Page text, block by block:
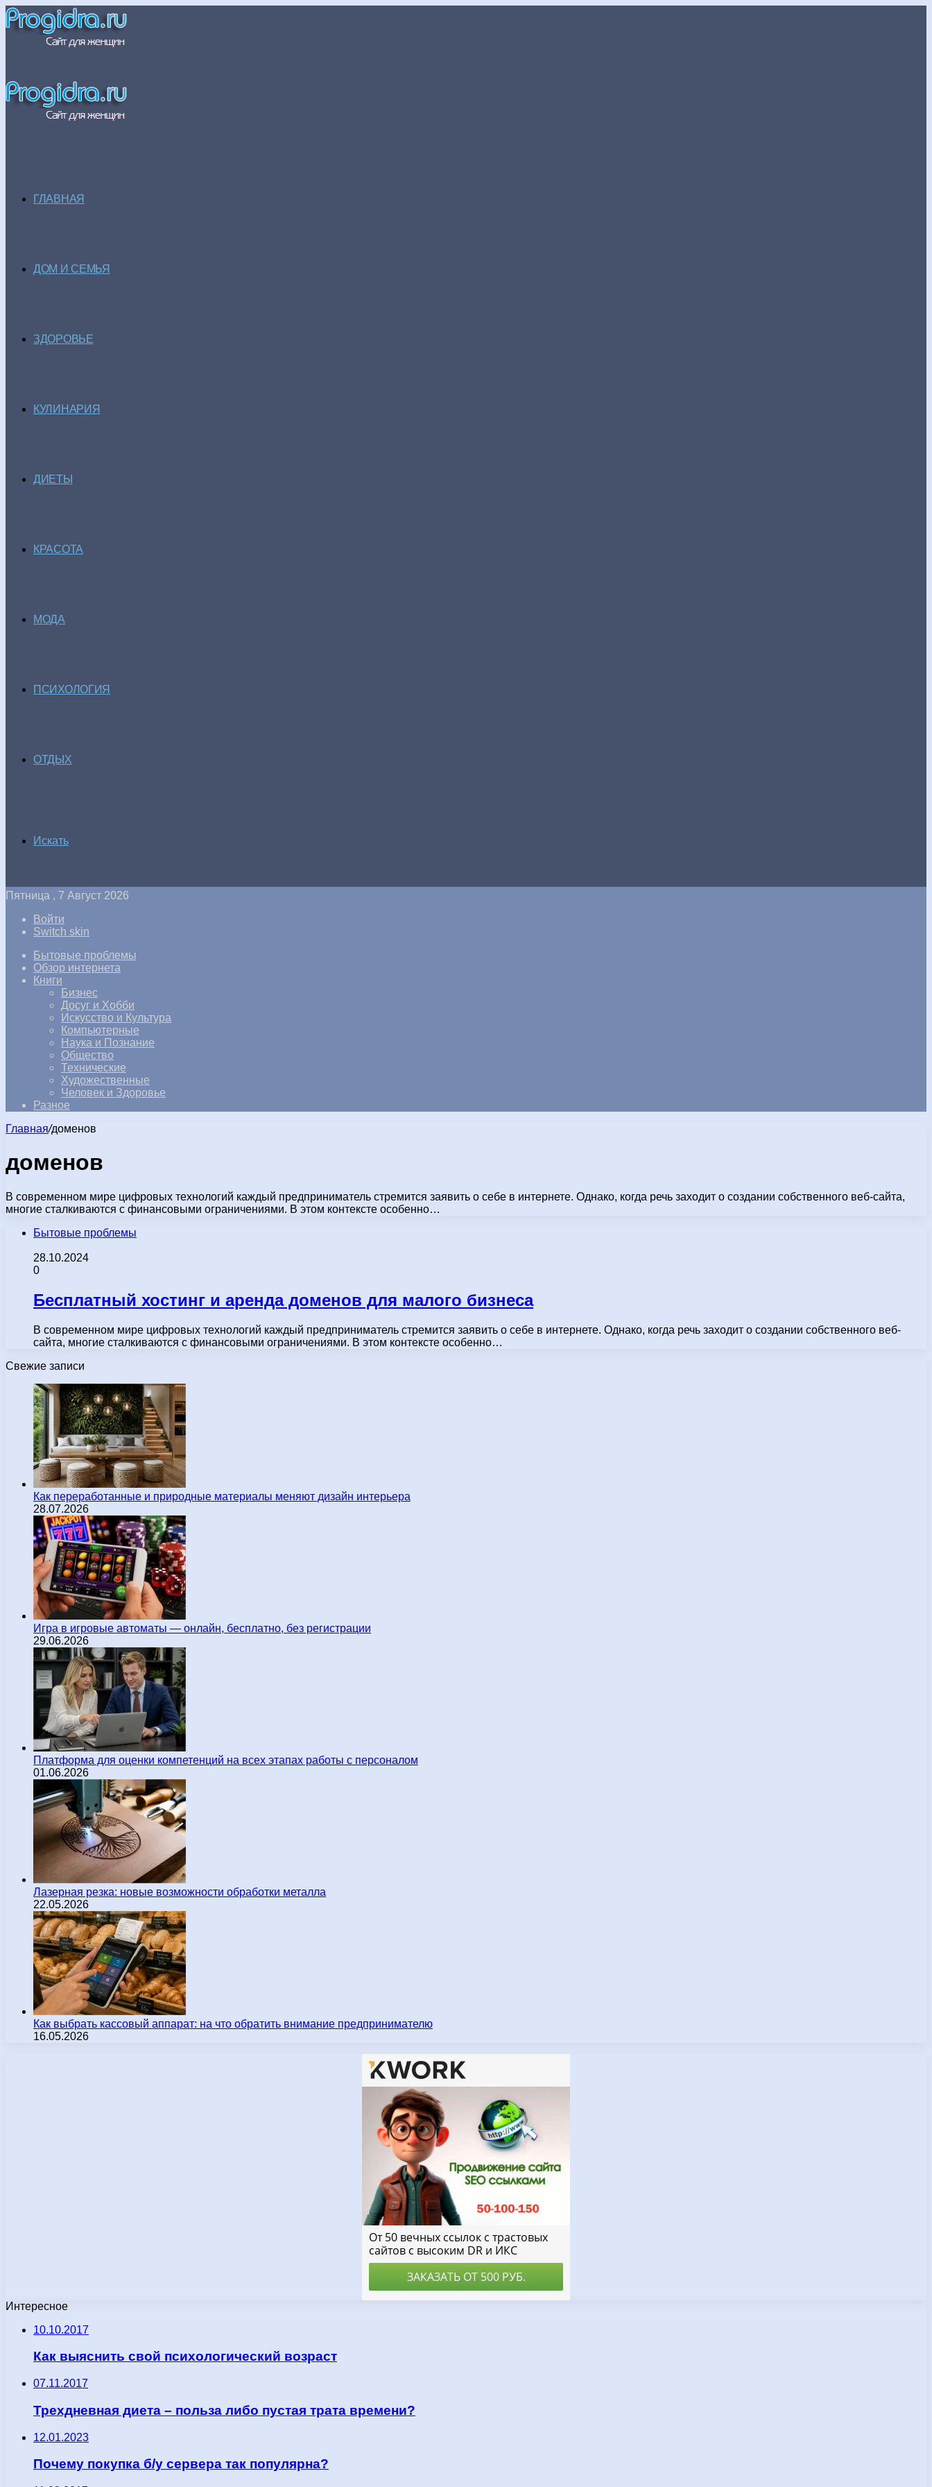
ГЛАВНАЯ
ДОМ И СЕМЬЯ
ЗДОРОВЬЕ
КУЛИНАРИЯ
ДИЕТЫ
КРАСОТА
МОДА
ПСИХОЛОГИЯ
ОТДЫХ
Искать
Пятница , 7 Август 2026
Войти
Switch skin
Бытовые проблемы
Обзор интернета
Книги
Бизнес
Досуг и Хобби
Искусство и Культура
Компьютерные
Наука и Познание
Общество
Технические
Художественные
Человек и Здоровье
Разное
Главная/доменов
доменов
В современном мире цифровых технологий каждый предприниматель стремится заявить о себе в интернете. Однако, когда речь заходит о создании собственного веб-сайта,
многие сталкиваются с финансовыми ограничениями. В этом контексте особенно…
Бытовые проблемы
28.10.2024
0
Бесплатный хостинг и аренда доменов для малого бизнеса
В современном мире цифровых технологий каждый предприниматель стремится заявить о себе в интернете. Однако, когда речь заходит о создании собственного веб-
сайта, многие сталкиваются с финансовыми ограничениями. В этом контексте особенно…
Свежие записи
Как переработанные и природные материалы меняют дизайн интерьера
28.07.2026
Игра в игровые автоматы — онлайн, бесплатно, без регистрации
29.06.2026
Платформа для оценки компетенций на всех этапах работы с персоналом
01.06.2026
Лазерная резка: новые возможности обработки металла
22.05.2026
Как выбрать кассовый аппарат: на что обратить внимание предпринимателю
16.05.2026
Интересное
10.10.2017
Как выяснить свой психологический возраст
07.11.2017
Трехдневная диета – польза либо пустая трата времени?
12.01.2023
Почему покупка б/у сервера так популярна?